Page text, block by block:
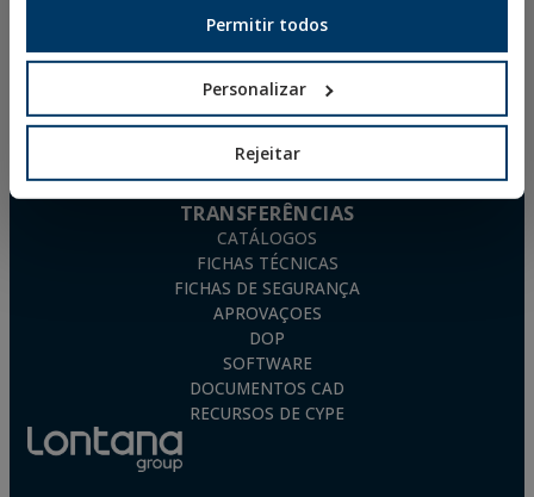
Permitir todos
Personalizar
Rejeitar
ESPUMAS DE POLIURETANO
PERGUNTAS
COLOCADAS
TRANSFERÊNCIAS
CATÁLOGOS
FICHAS TÉCNICAS
FICHAS DE SEGURANÇA
APROVAÇOES
DOP
SOFTWARE
DOCUMENTOS CAD
RECURSOS DE CYPE